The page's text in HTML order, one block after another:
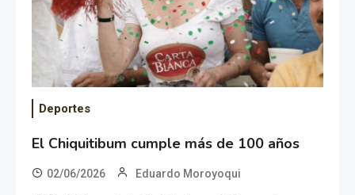
Deportes
El Chiquitibum cumple más de 100 años
02/06/2026 Eduardo Moroyoqui